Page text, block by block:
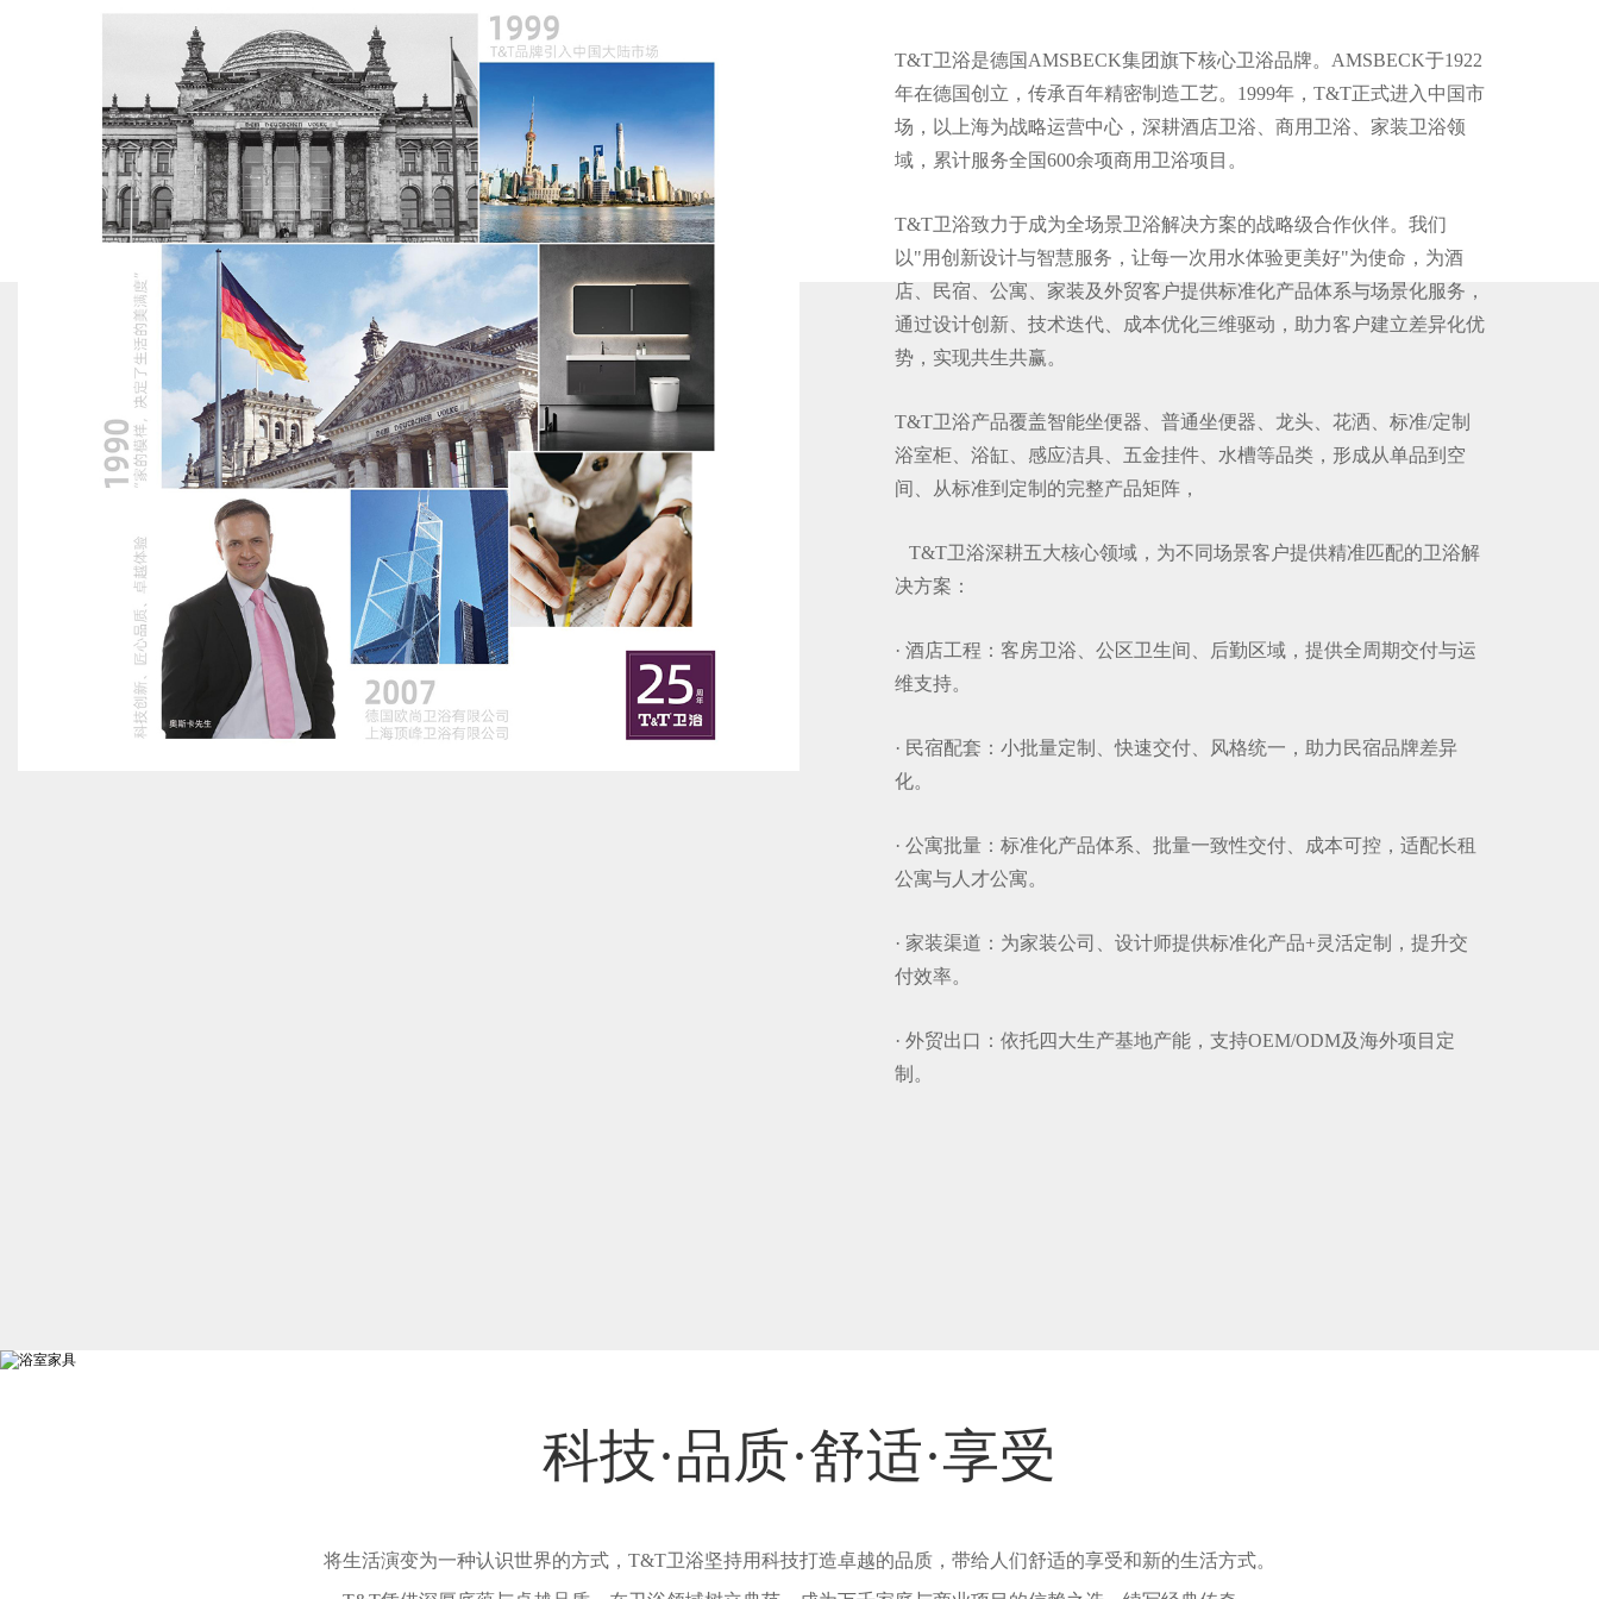
T&T卫浴是德国AMSBECK集团旗下核心卫浴品牌。AMSBECK于1922
年在德国创立，传承百年精密制造工艺。1999年，T&T正式进入中国市
场，以上海为战略运营中心，深耕酒店卫浴、商用卫浴、家装卫浴领
域，累计服务全国600余项商用卫浴项目。
T&T卫浴致力于成为全场景卫浴解决方案的战略级合作伙伴。我们
以"用创新设计与智慧服务，让每一次用水体验更美好"为使命，为酒
店、民宿、公寓、家装及外贸客户提供标准化产品体系与场景化服务，
通过设计创新、技术迭代、成本优化三维驱动，助力客户建立差异化优
势，实现共生共赢。
T&T卫浴产品覆盖智能坐便器、普通坐便器、龙头、花洒、标准/定制
浴室柜、浴缸、感应洁具、五金挂件、水槽等品类，形成从单品到空
间、从标准到定制的完整产品矩阵，
T&T卫浴深耕五大核心领域，为不同场景客户提供精准匹配的卫浴解
决方案：
· 酒店工程：客房卫浴、公区卫生间、后勤区域，提供全周期交付与运
维支持。
· 民宿配套：小批量定制、快速交付、风格统一，助力民宿品牌差异
化。
· 公寓批量：标准化产品体系、批量一致性交付、成本可控，适配长租
公寓与人才公寓。
· 家装渠道：为家装公司、设计师提供标准化产品+灵活定制，提升交
付效率。
· 外贸出口：依托四大生产基地产能，支持OEM/ODM及海外项目定
制。
科技·品质·舒适·享受
将生活演变为一种认识世界的方式，T&T卫浴坚持用科技打造卓越的品质，带给人们舒适的享受和新的生活方式。